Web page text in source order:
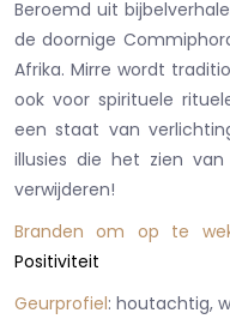
Beroemd uit
de doornige
Afrika. Mirre wordt
ook voor spirituele
een ​​staat van
illusies die het zien
verwijderen!
Branden om op te
Positiviteit
Geurprofiel: houtachtig,